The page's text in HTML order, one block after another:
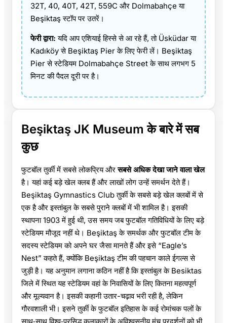
32T, 40, 40T, 42T, 559C और Dolmabahçe या
Beşiktaş स्टॉप पर उतरें।
फेरी द्वारा: यदि आप एशियाई हिस्से से आ रहे हैं, तो Üsküdar या
Kadıköy से Beşiktaş Pier के लिए फेरी लें। Beşiktaş
Pier से स्टेडियम Dolmabahçe Street के साथ लगभग 5
मिनट की पैदल दूरी पर है।
Beşiktaş JK Museum के बारे में सब
कुछ
फुटबॉल तुर्की में सबसे लोकप्रिय औरसबसे अधिक देखा जाने वाला खेल
है। यहां कई बड़े खेल क्लब हैं और लाखों लोग उन्हें समर्थन देते हैं।
Beşiktaş Gymnastics Club तुर्की के सबसे बड़े खेल क्लबों में से
एक है और इस्तांबुल के सबसे पुराने क्लबों में भी शामिल है। इसकी
स्थापना 1903 में हुई थी, उस समय जब फुटबॉल गतिविधियों के लिए बड़े
स्टेडियम मौजूद नहीं थे। Beşiktaş के समर्थक और फुटबॉल टीम के
सदस्य स्टेडियम को अपने घर जैसा मानते हैं और इसे “Eagle’s
Nest” कहते हैं, क्योंकि Beşiktaş टीम की पहचान काले ईगल्स से
जुड़ी है। यह अनुमान लगाना कठिन नहीं है कि इस्तांबुल के Besiktas
जिले में स्थित यह स्टेडियम वहां के निवासियों के लिए कितना महत्वपूर्ण
और मूल्यवान है। इसकी कहानी उतार-चढ़ाव भरी रही है, लेकिन
गौरवशाली भी। इसने तुर्की के फुटबॉल इतिहास के कई रोमांचक पलों के